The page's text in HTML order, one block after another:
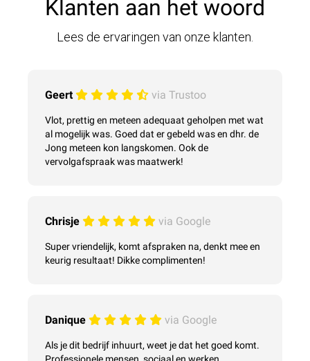
Klanten aan het woord
Lees de ervaringen van onze klanten.
Geert via Trustoo
Vlot, prettig en meteen adequaat geholpen met wat
al mogelijk was. Goed dat er gebeld was en dhr. de
Jong meteen kon langskomen. Ook de
vervolgafspraak was maatwerk!
Chrisje via Google
Super vriendelijk, komt afspraken na, denkt mee en
keurig resultaat! Dikke complimenten!
Danique via Google
Als je dit bedrijf inhuurt, weet je dat het goed komt.